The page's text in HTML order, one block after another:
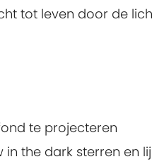
tot leven door de
te projecteren
the dark sterren en